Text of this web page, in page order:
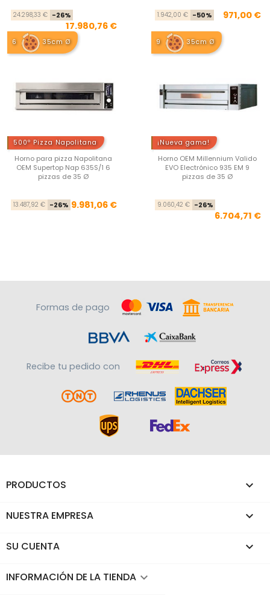
Precio base
24.298,33 € -26%
17.980,76 €
1.942,00 € -50% 971,00 €
6 35cm Ø
500º Pizza Napolitana
Horno para pizza Napolitana
OEM Supertop Nap 635S/1 6
pizzas de 35 Ø
Precio base
13.487,92 € -26% Precio
9.981,06 €
9 35cm Ø
¡Nueva gama!
Horno OEM Millennium Valido
EVO Electrónico 935 EM 9
pizzas de 35 Ø
9.060,42 € -26%
6.704,71 €
Formas de pago
Recibe tu pedido con
PRODUCTOS 
NUESTRA EMPRESA 
SU CUENTA 
INFORMACIÓN DE LA TIENDA keyboard_arrow_down